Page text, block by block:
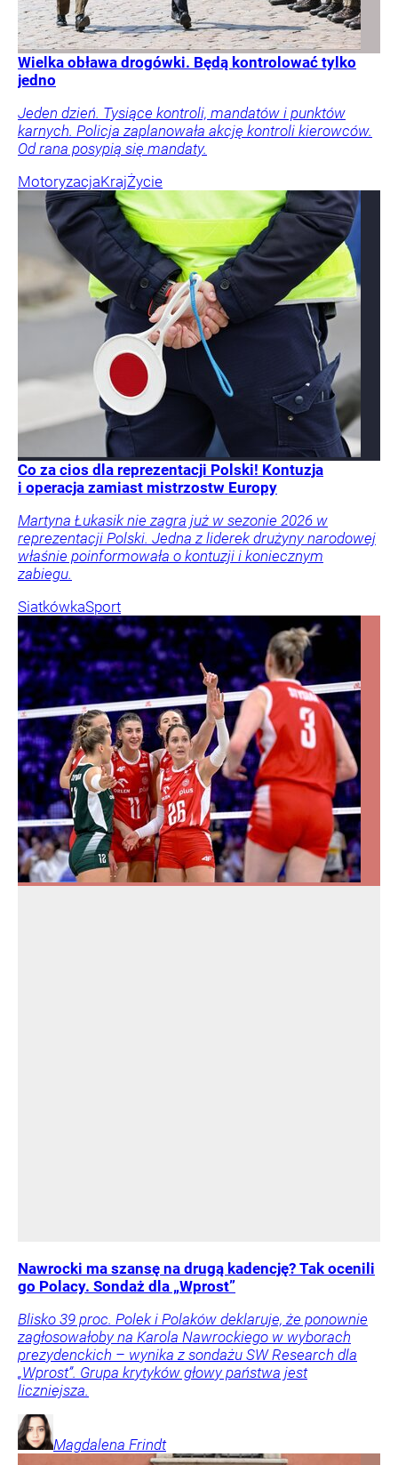
Wielka obława drogówki. Będą kontrolować tylko
jedno
Jeden dzień. Tysiące kontroli, mandatów i punktów
karnych. Policja zaplanowała akcję kontroli kierowców.
Od rana posypią się mandaty.
MotoryzacjaKrajŻycie
Co za cios dla reprezentacji Polski! Kontuzja
i operacja zamiast mistrzostw Europy
Martyna Łukasik nie zagra już w sezonie 2026 w
reprezentacji Polski. Jedna z liderek drużyny narodowej
właśnie poinformowała o kontuzji i koniecznym
zabiegu.
SiatkówkaSport
Nawrocki ma szansę na drugą kadencję? Tak ocenili
go Polacy. Sondaż dla „Wprost”
Blisko 39 proc. Polek i Polaków deklaruje, że ponownie
zagłosowałoby na Karola Nawrockiego w wyborach
prezydenckich – wynika z sondażu SW Research dla
„Wprost”. Grupa krytyków głowy państwa jest
liczniejsza.
Magdalena Frindt